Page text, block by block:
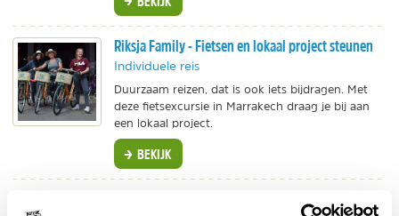
Riksja Family - Fietsen en lokaal project steunen
Individuele reis
Duurzaam reizen, dat is ook iets bijdragen. Met
deze fietsexcursie in Marrakech draag je bij aan
een lokaal project.
BEKIJK